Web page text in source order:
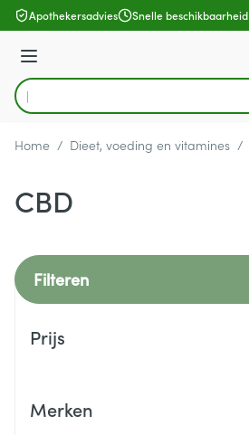
Ga naar de inhoud
Apothekersadvies Snelle beschikbaarheid
Menu
Product, merk, categorie...
Home / Dieet, voeding en vitamines /
CBD
Filteren
Prijs
Merken